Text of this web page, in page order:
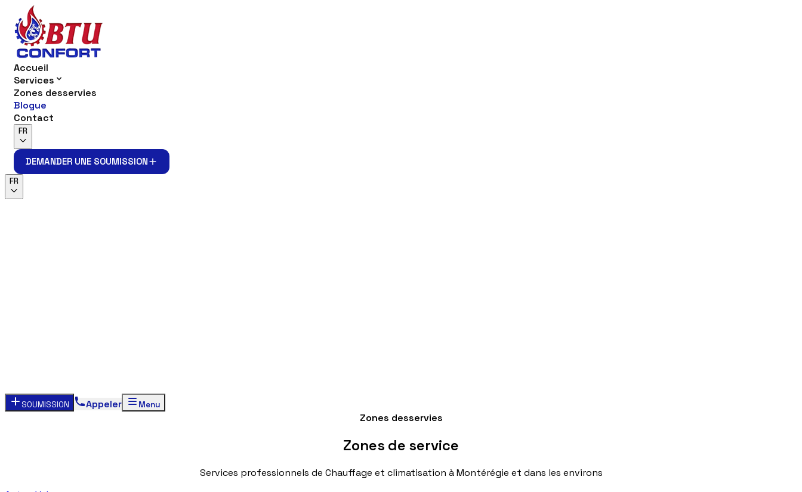
Accueil
Services
Zones desservies
Blogue
Contact
FR
DEMANDER UNE SOUMISSION
DEMANDER UNE SOUMISSION
FR
SOUMISSION Appeler Menu
Zones desservies
Zones de service
Services professionnels de Chauffage et climatisation à Montérégie et dans les environs